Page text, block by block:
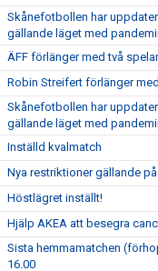
Skånefotbollen har
gällande läget med
ÄFF förlänger med två
Robin Streifert förlänger
Skånefotbollen har
gällande läget med
Inställd kvalmatch
Nya restriktioner gällande
Höstlägret inställt!
Hjälp AKEA att besegra
Sista hemmamatchen
16.00